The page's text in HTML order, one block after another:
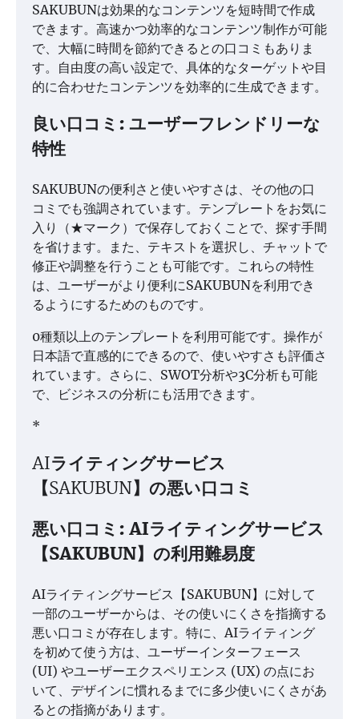
SAKUBUNは効果的なコンテンツを短時間で作成
できます。高速かつ効率的なコンテンツ制作が可能
で、大幅に時間を節約できるとの口コミもありま
す。自由度の高い設定で、具体的なターゲットや目
的に合わせたコンテンツを効率的に生成できます。
良い口コミ: ユーザーフレンドリーな
特性
SAKUBUNの便利さと使いやすさは、その他の口
コミでも強調されています。テンプレートをお気に
入り（★マーク）で保存しておくことで、探す手間
を省けます。また、テキストを選択し、チャットで
修正や調整を行うことも可能です。これらの特性
は、ユーザーがより便利にSAKUBUNを利用でき
るようにするためのものです。
0種類以上のテンプレートを利用可能です。操作が
日本語で直感的にできるので、使いやすさも評価さ
れています。さらに、SWOT分析や3C分析も可能
で、ビジネスの分析にも活用できます。
*
AIライティングサービス
【SAKUBUN】の悪い口コミ
悪い口コミ: AIライティングサービス
【SAKUBUN】の利用難易度
AIライティングサービス【SAKUBUN】に対して
一部のユーザーからは、その使いにくさを指摘する
悪い口コミが存在します。特に、AIライティング
を初めて使う方は、ユーザーインターフェース
(UI) やユーザーエクスペリエンス (UX) の点にお
いて、デザインに慣れるまでに多少使いにくさがあ
るとの指摘があります。